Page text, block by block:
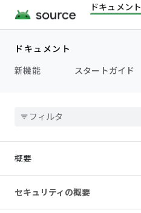
ドキュメント
ドキュメント
新機能
スタートガイド
概要
セキュリティの概要